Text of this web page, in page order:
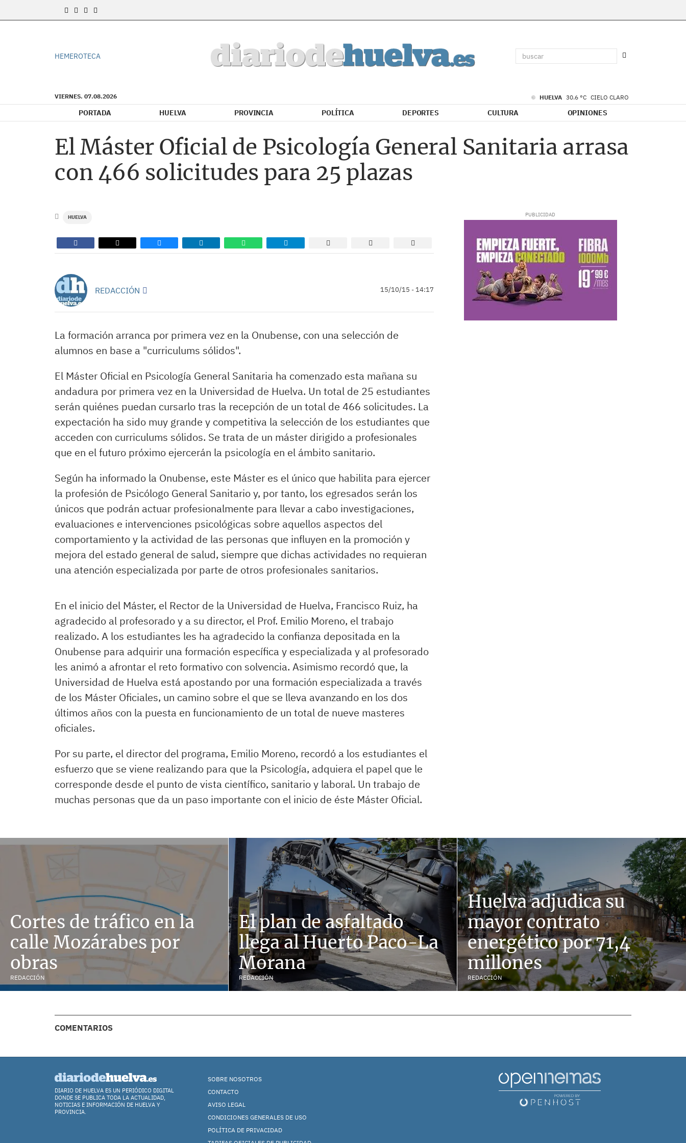
HEMEROTECA
VIERNES. 07.08.2026 HUELVA 30.6 °C CIELO CLARO
PORTADA HUELVA PROVINCIA POLÍTICA DEPORTES CULTURA OPINIONES
El Máster Oficial de Psicología General Sanitaria arrasa
con 466 solicitudes para 25 plazas
HUELVA
REDACCIÓN 15/10/15 - 14:17
La formación arranca por primera vez en la Onubense, con una selección de
alumnos en base a "curriculums sólidos".
El Máster Oficial en Psicología General Sanitaria ha comenzado esta mañana su
andadura por primera vez en la Universidad de Huelva. Un total de 25 estudiantes
serán quiénes puedan cursarlo tras la recepción de un total de 466 solicitudes. La
expectación ha sido muy grande y competitiva la selección de los estudiantes que
acceden con curriculums sólidos. Se trata de un máster dirigido a profesionales
que en el futuro próximo ejercerán la psicología en el ámbito sanitario.
Según ha informado la Onubense, este Máster es el único que habilita para ejercer
la profesión de Psicólogo General Sanitario y, por tanto, los egresados serán los
únicos que podrán actuar profesionalmente para llevar a cabo investigaciones,
evaluaciones e intervenciones psicológicas sobre aquellos aspectos del
comportamiento y la actividad de las personas que influyen en la promoción y
mejora del estado general de salud, siempre que dichas actividades no requieran
una atención especializada por parte de otros profesionales sanitarios.
En el inicio del Máster, el Rector de la Universidad de Huelva, Francisco Ruiz, ha
agradecido al profesorado y a su director, el Prof. Emilio Moreno, el trabajo
realizado. A los estudiantes les ha agradecido la confianza depositada en la
Onubense para adquirir una formación específica y especializada y al profesorado
les animó a afrontar el reto formativo con solvencia. Asimismo recordó que, la
Universidad de Huelva está apostando por una formación especializada a través
de los Máster Oficiales, un camino sobre el que se lleva avanzando en los dos
últimos años con la puesta en funcionamiento de un total de nueve masteres
oficiales.
Por su parte, el director del programa, Emilio Moreno, recordó a los estudiantes el
esfuerzo que se viene realizando para que la Psicología, adquiera el papel que le
corresponde desde el punto de vista científico, sanitario y laboral. Un trabajo de
muchas personas que da un paso importante con el inicio de éste Máster Oficial.
Cortes de tráfico en la
calle Mozárabes por
obras
REDACCIÓN
El plan de asfaltado
llega al Huerto Paco-La
Morana
REDACCIÓN
Huelva adjudica su
mayor contrato
energético por 71,4
millones
REDACCIÓN
COMENTARIOS
DIARIO DE HUELVA ES UN PERIÓDICO DIGITAL
DONDE SE PUBLICA TODA LA ACTUALIDAD,
NOTICIAS E INFORMACIÓN DE HUELVA Y
PROVINCIA.
SOBRE NOSOTROS
CONTACTO
AVISO LEGAL
CONDICIONES GENERALES DE USO
POLÍTICA DE PRIVACIDAD